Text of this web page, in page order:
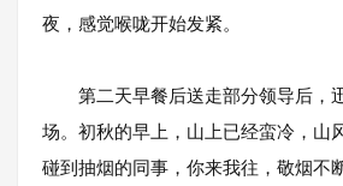
夜，感觉喉咙开始发紧。
第二天早餐后送走部分领导后，
场。初秋的早上，山上已经蛮冷，山
碰到抽烟的同事，你来我往，敬烟不